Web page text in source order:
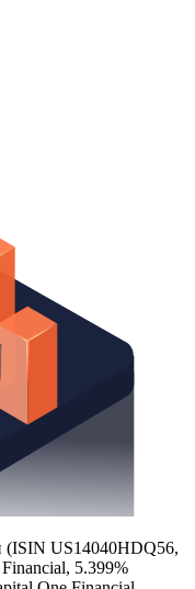
(ISIN US14040HDQ56,
5.399%